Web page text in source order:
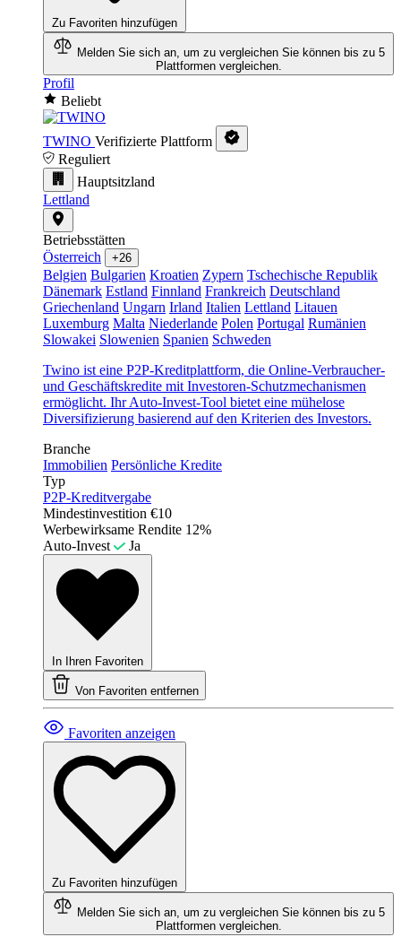
Zu Favoriten hinzufügen
Melden Sie sich an, um zu vergleichen Sie können bis zu 5
Plattformen vergleichen.
Profil
Beliebt
TWINO Verifizierte Plattform
Reguliert
Hauptsitzland
Lettland
Betriebsstätten
Österreich
+26
Belgien Bulgarien Kroatien Zypern Tschechische Republik
Dänemark Estland Finnland Frankreich Deutschland
Griechenland Ungarn Irland Italien Lettland Litauen
Luxemburg Malta Niederlande Polen Portugal Rumänien
Slowakei Slowenien Spanien Schweden
Twino ist eine P2P-Kreditplattform, die Online-Verbraucher-
und Geschäftskredite mit Investoren-Schutzmechanismen
ermöglicht. Ihr Auto-Invest-Tool bietet eine mühelose
Diversifizierung basierend auf den Kriterien des Investors.
Branche
Immobilien Persönliche Kredite
Typ
P2P-Kreditvergabe
Mindestinvestition €10
Werbewirksame Rendite 12%
Auto-Invest
Ja
In Ihren Favoriten
Von Favoriten entfernen
Favoriten anzeigen
Zu Favoriten hinzufügen
Melden Sie sich an, um zu vergleichen Sie können bis zu 5
Plattformen vergleichen.